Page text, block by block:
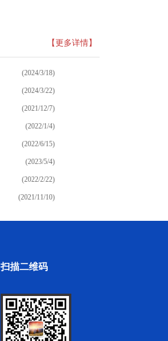
【更多详情】
(2024/3/18)
(2024/3/22)
(2021/12/7)
(2022/1/4)
(2022/6/15)
(2023/5/4)
(2022/2/22)
(2021/11/10)
扫描二维码